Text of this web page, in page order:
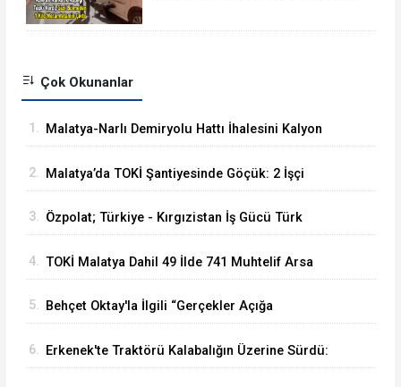
Çok Okunanlar
1. Malatya-Narlı Demiryolu Hattı İhalesini Kalyon
2. Malatya’da TOKİ Şantiyesinde Göçük: 2 İşçi
3. Özpolat; Türkiye - Kırgızistan İş Gücü Türk
4. TOKİ Malatya Dahil 49 İlde 741 Muhtelif Arsa
5. Behçet Oktay'la İlgili “Gerçekler Açığa
6. Erkenek'te Traktörü Kalabalığın Üzerine Sürdü: